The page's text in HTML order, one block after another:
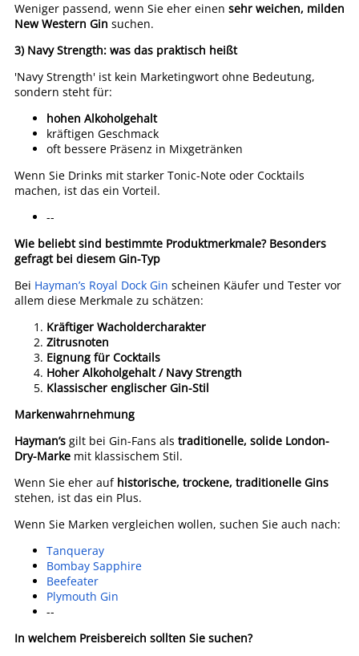
Weniger passend, wenn Sie eher einen sehr weichen, milden
New Western Gin suchen.
3) Navy Strength: was das praktisch heißt
'Navy Strength' ist kein Marketingwort ohne Bedeutung,
sondern steht für:
hohen Alkoholgehalt
kräftigen Geschmack
oft bessere Präsenz in Mixgetränken
Wenn Sie Drinks mit starker Tonic-Note oder Cocktails
machen, ist das ein Vorteil.
--
Wie beliebt sind bestimmte Produktmerkmale? Besonders
gefragt bei diesem Gin-Typ
Bei Hayman’s Royal Dock Gin scheinen Käufer und Tester vor
allem diese Merkmale zu schätzen:
Kräftiger Wacholdercharakter
Zitrusnoten
Eignung für Cocktails
Hoher Alkoholgehalt / Navy Strength
Klassischer englischer Gin-Stil
Markenwahrnehmung
Hayman’s gilt bei Gin-Fans als traditionelle, solide London-
Dry-Marke mit klassischem Stil.
Wenn Sie eher auf historische, trockene, traditionelle Gins
stehen, ist das ein Plus.
Wenn Sie Marken vergleichen wollen, suchen Sie auch nach:
Tanqueray
Bombay Sapphire
Beefeater
Plymouth Gin
--
In welchem Preisbereich sollten Sie suchen?